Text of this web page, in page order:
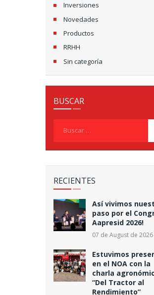
Inversiones
Novedades
Productos
RRHH
Sin categoría
BUSCAR
RECIENTES
Así vivimos
paso por el
Aapresid 2026!
07 de August de 2026
Estuvimos
en el NOA con la
charla
“Del Tractor al
Rendimiento”